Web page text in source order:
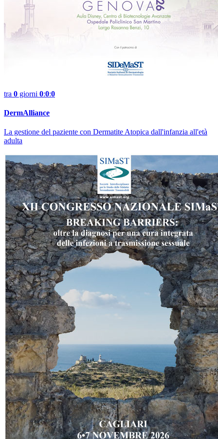
tra 0 giorni 0:0:0
DermAlliance
La gestione del paziente con Dermatite Atopica dall'infanzia all'età
adulta